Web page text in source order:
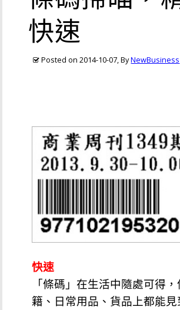
快速
Posted on 2014-10-07, ByNewBusiness
快速
「條碼」在生活中隨處可得
籍、日常用品、貨品上都能